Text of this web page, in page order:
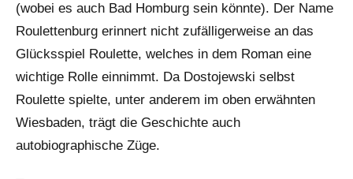
(wobei es auch Bad Homburg sein könnte). Der Name
Roulettenburg erinnert nicht zufälligerweise an das
Glücksspiel Roulette, welches in dem Roman eine
wichtige Rolle einnimmt. Da Dostojewski selbst
Roulette spielte, unter anderem im oben erwähnten
Wiesbaden, trägt die Geschichte auch
autobiographische Züge.